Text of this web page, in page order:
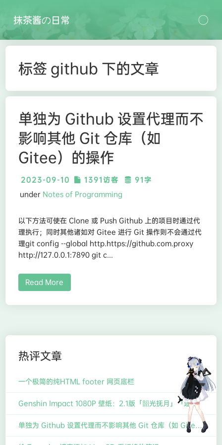
抹茶酱の日常
标签 github 下的文章
单独为 Github 设置代理而不
影响其他 Git 仓库（如
Gitee）的操作
2023-09-10 1391访客
91字
under Notes of Programming
以下方法可使在 Clone 或 Push Github 上的项目时通过代
理执行；同时其他诸如对 Gitee 进行 Git 操作则不会通过代
理git config --global http.https://github.com.proxy
http://127.0.0.1:7890 git c...
Read More
热评文章
一个极简的纯HTML footer 网页底栏
Genshin Impact 1080P 壁纸：2.1版「韶光抚月」「逐月节」刻晴、香菱壁纸【2014x1132】【16:9】
单独为 Github 设置代理而不影响其他 Git 仓库（如 Gitee）的操作